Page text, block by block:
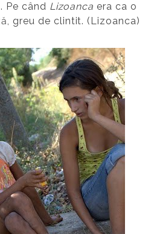
Pe când Lizoanca era ca o
greu de clintit. (Lizoanca)